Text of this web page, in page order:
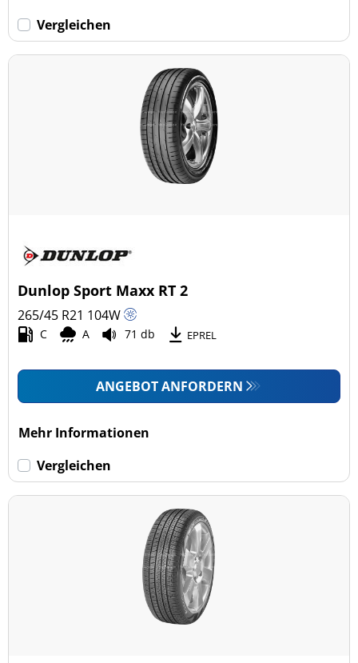
Vergleichen
Dunlop Sport Maxx RT 2
265/45 R21 104W
C A 71 db EPREL
ANGEBOT ANFORDERN
Mehr Informationen
Vergleichen